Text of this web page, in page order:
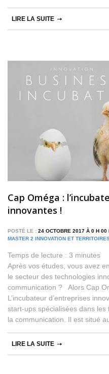
LIRE LA SUITE
Cap Oméga :
innovantes !
POSTÉ LE : 24 OCTOBRE 2017 À 0 H
MASTER 2 INNOVATION ET
Temps de lecture : 3 minutes
Après vos études, vous avez
le secteur des technologies
communication ? Alors Cap
L’incubateur d’entreprises
start-ups spécialisées dans les
la communication. Il est situé
LIRE LA SUITE